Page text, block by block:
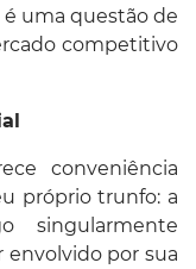
é uma questão de
competitivo
conveniência
próprio trunfo: a
singularmente
envolvido por sua